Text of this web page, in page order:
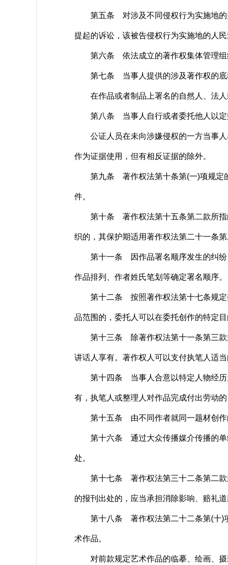
第五条 对涉及不同侵权行为实施地的多
提起的诉讼，该被告侵权行为实施地的人民
第六条 依法成立的著作权集体管理组织
第七条 当事人提供的涉及著作权的底稿
在作品或者制品上署名的自然人、法人
第八条 当事人自行或者委托他人以定购
公证人员在未向涉嫌侵权的一方当事人
作为证据使用，但有相反证据的除外。
第九条 著作权法第十条第(一)项规定的“
件。
第十条 著作权法第十五条第二款所指的
织的，其保护期适用著作权法第二十一条第
第十一条 因作品署名顺序发生的纠纷，
作品排列、作者姓氏笔划等确定署名顺序。
第十二条 按照著作权法第十七条规定委
品范围的，委托人可以在委托创作的特定目
第十三条 除著作权法第十一条第三款规
讲话人享有。著作权人可以支付执笔人适当
第十四条 当事人合意以特定人物经历为
有，执笔人或整理人对作品完成付出劳动
第十五条 由不同作者就同一题材创作的
第十六条 通过大众传播媒介传播的单纯
处。
第十七条 著作权法第三十二条第二款规
的报刊出处的，应当承担消除影响、赔礼道
第十八条 著作权法第二十二条第(十)项
术作品。
对前款规定艺术作品的临摹、绘画、摄